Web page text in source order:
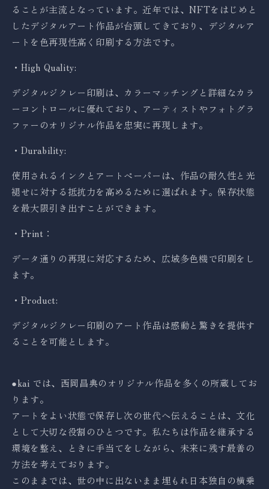
ることが主流となっています。近年では、NFTをはじめと
したデジタルアート作品が台頭してきており、デジタルア
ートを色再現性高く印刷する方法です。
・High Quality:
デジタルジクレー印刷は、カラーマッチングと詳細なカラ
ーコントロールに優れており、アーティストやフォトグラ
ファーのオリジナル作品を忠実に再現します。
・Durability:
使用されるインクとアートペーパーは、作品の耐久性と光
褪せに対する抵抗力を高めるために選ばれます。保存状態
を最大限引き出すことができます。
・Print：
データ通りの再現に対応するため、広域多色機で印刷をし
ます。
・Product:
デジタルジクレー印刷のアート作品は感動と驚きを提供す
ることを可能とします。
●kai では、西岡昌典のオリジナル作品を多くの所蔵してお
ります。
アートをよい状態で保存し次の世代へ伝えることは、文化
として大切な役割のひとつです。私たちは作品を継承する
環境を整え、ときに手当てをしながら、未来に残す最善の
方法を考えております。
このままでは、世の中に出ないまま埋もれ日本独自の横乗